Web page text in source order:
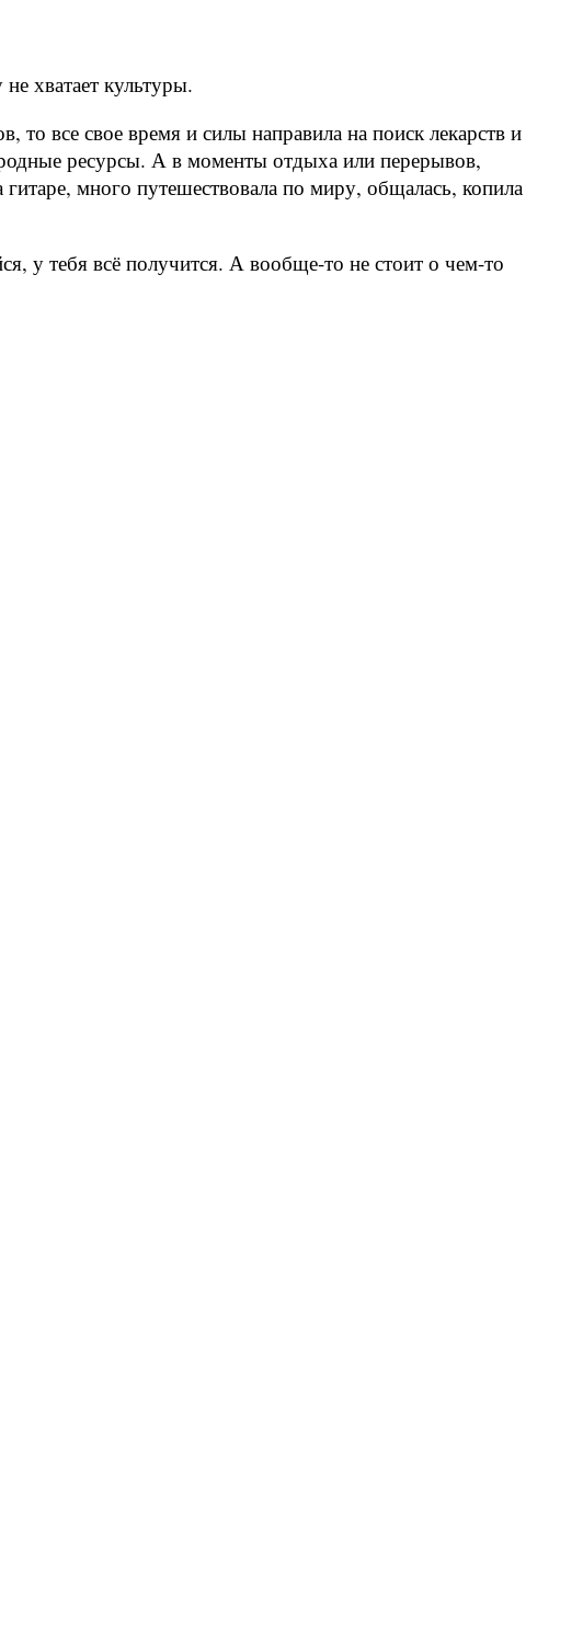
хватает культуры.
все свое время и силы направила на поиск лекарств и
ресурсы. А в моменты отдыха или перерывов,
много путешествовала по миру, общалась, копила
у тебя всё получится. А вообще-то не стоит о чем-то